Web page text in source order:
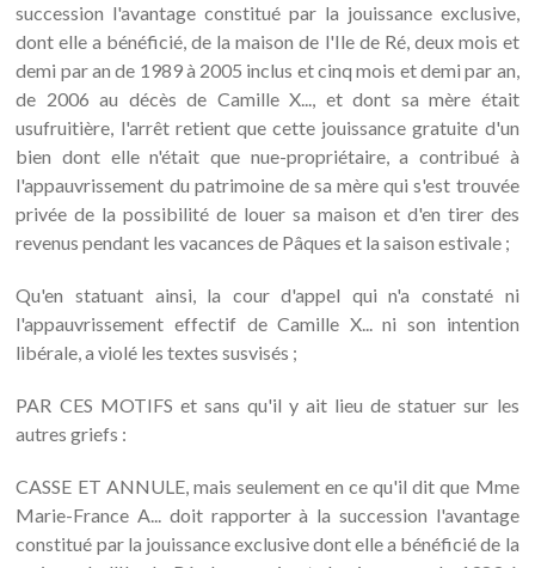
succession l'avantage constitué par la jouissance exclusive,
dont elle a bénéficié, de la maison de l'Ile de Ré, deux mois et
demi par an de 1989 à 2005 inclus et cinq mois et demi par an,
de 2006 au décès de Camille X..., et dont sa mère était
usufruitière, l'arrêt retient que cette jouissance gratuite d'un
bien dont elle n'était que nue-propriétaire, a contribué à
l'appauvrissement du patrimoine de sa mère qui s'est trouvée
privée de la possibilité de louer sa maison et d'en tirer des
revenus pendant les vacances de Pâques et la saison estivale ;
Qu'en statuant ainsi, la cour d'appel qui n'a constaté ni
l'appauvrissement effectif de Camille X... ni son intention
libérale, a violé les textes susvisés ;
PAR CES MOTIFS et sans qu'il y ait lieu de statuer sur les
autres griefs :
CASSE ET ANNULE, mais seulement en ce qu'il dit que Mme
Marie-France A... doit rapporter à la succession l'avantage
constitué par la jouissance exclusive dont elle a bénéficié de la